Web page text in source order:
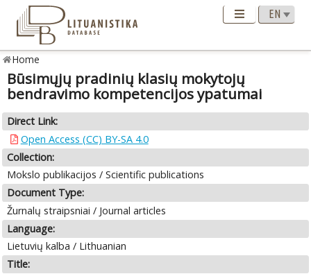
Home
Būsimųjų pradinių klasių mokytojų
bendravimo kompetencijos ypatumai
Direct Link:
Open Access (CC) BY-SA 4.0
Collection:
Mokslo publikacijos / Scientific publications
Document Type:
Žurnalų straipsniai / Journal articles
Language:
Lietuvių kalba / Lithuanian
Title: